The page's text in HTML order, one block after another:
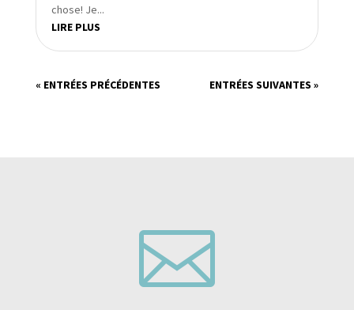
chose! Je...
LIRE PLUS
« ENTRÉES PRÉCÉDENTES ENTRÉES SUIVANTES »
